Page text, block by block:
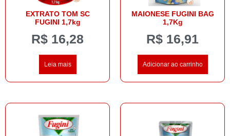
EXTRATO TOM SC
FUGINI 1,7kg
R$ 16,28
Leia mais
MAIONESE FUGINI BAG
1,7Kg
R$ 16,91
Adicionar ao carrinho